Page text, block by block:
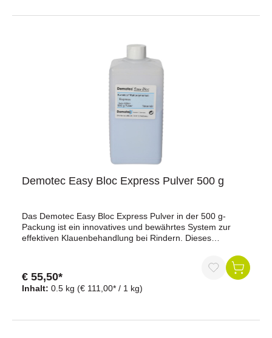
Demotec Easy Bloc Express Pulver 500 g
Das Demotec Easy Bloc Express Pulver in der 500 g-
Packung ist ein innovatives und bewährtes System zur
effektiven Klauenbehandlung bei Rindern. Dieses
Inhalt: 0.5 kg (€ 111,00* / 1 kg)
€ 55,50*